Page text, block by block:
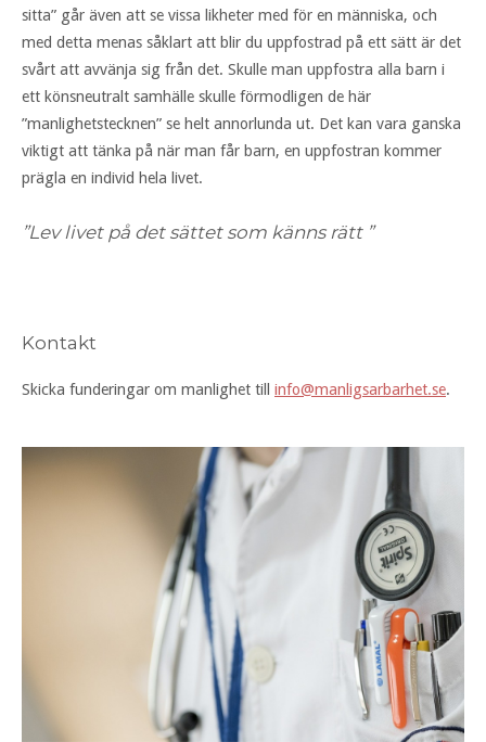
sitta” går även att se vissa likheter med för en människa, och
med detta menas såklart att blir du uppfostrad på ett sätt är det
svårt att avvänja sig från det. Skulle man uppfostra alla barn i
ett könsneutralt samhälle skulle förmodligen de här
”manlighetstecknen” se helt annorlunda ut. Det kan vara ganska
viktigt att tänka på när man får barn, en uppfostran kommer
prägla en individ hela livet.
”Lev livet på det sättet som känns rätt ”
Kontakt
Skicka funderingar om manlighet till info@manligsarbarhet.se.